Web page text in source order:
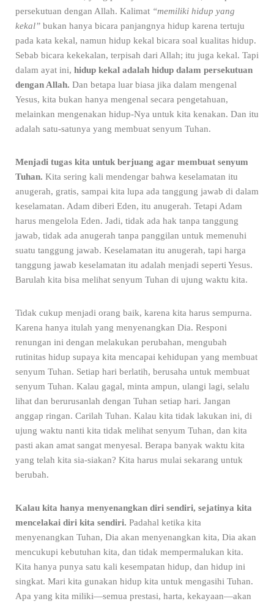
persekutuan dengan Allah. Kalimat “memiliki hidup yang
kekal” bukan hanya bicara panjangnya hidup karena tertuju
pada kata kekal, namun hidup kekal bicara soal kualitas hidup.
Sebab bicara kekekalan, terpisah dari Allah; itu juga kekal. Tapi
dalam ayat ini, hidup kekal adalah hidup dalam persekutuan
dengan Allah. Dan betapa luar biasa jika dalam mengenal
Yesus, kita bukan hanya mengenal secara pengetahuan,
melainkan mengenakan hidup-Nya untuk kita kenakan. Dan itu
adalah satu-satunya yang membuat senyum Tuhan.
Menjadi tugas kita untuk berjuang agar membuat senyum
Tuhan. Kita sering kali mendengar bahwa keselamatan itu
anugerah, gratis, sampai kita lupa ada tanggung jawab di dalam
keselamatan. Adam diberi Eden, itu anugerah. Tetapi Adam
harus mengelola Eden. Jadi, tidak ada hak tanpa tanggung
jawab, tidak ada anugerah tanpa panggilan untuk memenuhi
suatu tanggung jawab. Keselamatan itu anugerah, tapi harga
tanggung jawab keselamatan itu adalah menjadi seperti Yesus.
Barulah kita bisa melihat senyum Tuhan di ujung waktu kita.
Tidak cukup menjadi orang baik, karena kita harus sempurna.
Karena hanya itulah yang menyenangkan Dia. Responi
renungan ini dengan melakukan perubahan, mengubah
rutinitas hidup supaya kita mencapai kehidupan yang membuat
senyum Tuhan. Setiap hari berlatih, berusaha untuk membuat
senyum Tuhan. Kalau gagal, minta ampun, ulangi lagi, selalu
lihat dan berurusanlah dengan Tuhan setiap hari. Jangan
anggap ringan. Carilah Tuhan. Kalau kita tidak lakukan ini, di
ujung waktu nanti kita tidak melihat senyum Tuhan, dan kita
pasti akan amat sangat menyesal. Berapa banyak waktu kita
yang telah kita sia-siakan? Kita harus mulai sekarang untuk
berubah.
Kalau kita hanya menyenangkan diri sendiri, sejatinya kita
mencelakai diri kita sendiri. Padahal ketika kita
menyenangkan Tuhan, Dia akan menyenangkan kita, Dia akan
mencukupi kebutuhan kita, dan tidak mempermalukan kita.
Kita hanya punya satu kali kesempatan hidup, dan hidup ini
singkat. Mari kita gunakan hidup kita untuk mengasihi Tuhan.
Apa yang kita miliki—semua prestasi, harta, kekayaan—akan